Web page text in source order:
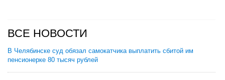
ВСЕ НОВОСТИ
В Челябинске суд обязал самокатчика выплатить сбитой им
пенсионерке 80 тысяч рублей